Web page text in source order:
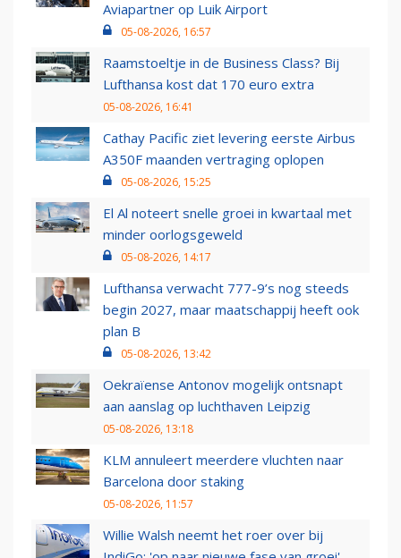
Aviapartner op Luik Airport
05-08-2026, 16:57
Raamstoeltje in de Business Class? Bij
Lufthansa kost dat 170 euro extra
05-08-2026, 16:41
Cathay Pacific ziet levering eerste Airbus
A350F maanden vertraging oplopen
05-08-2026, 15:25
El Al noteert snelle groei in kwartaal met
minder oorlogsgeweld
05-08-2026, 14:17
Lufthansa verwacht 777-9’s nog steeds
begin 2027, maar maatschappij heeft ook
plan B
05-08-2026, 13:42
Oekraïense Antonov mogelijk ontsnapt
aan aanslag op luchthaven Leipzig
05-08-2026, 13:18
KLM annuleert meerdere vluchten naar
Barcelona door staking
05-08-2026, 11:57
Willie Walsh neemt het roer over bij